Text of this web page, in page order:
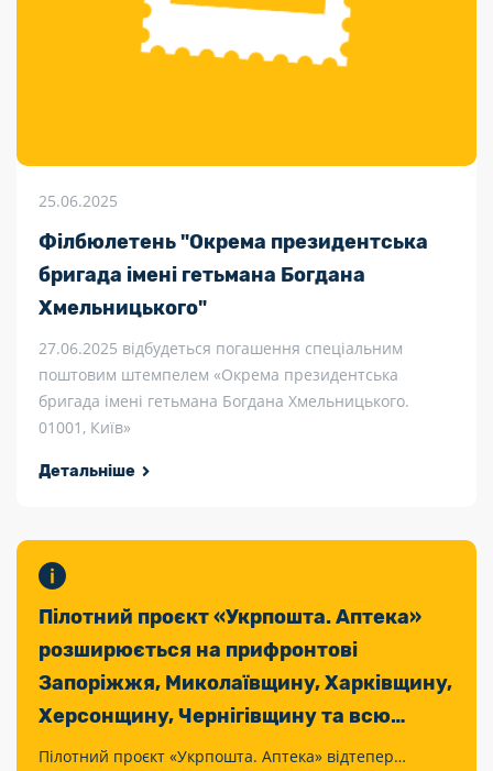
25.06.2025
Філбюлетень "Окрема президентська
бригада імені гетьмана Богдана
Хмельницького"
27.06.2025 відбудеться погашення спеціальним
поштовим штемпелем «Окрема президентська
бригада імені гетьмана Богдана Хмельницького.
01001, Київ»
Детальніше
Пілотний проєкт «Укрпошта. Аптека»
розширюється на прифронтові
Запоріжжя, Миколаївщину, Харківщину,
Херсонщину, Чернігівщину та всю
Сумщину
Пілотний проєкт «Укрпошта. Аптека» відтепер